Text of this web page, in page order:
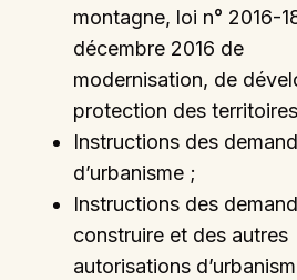
montagne, loi n° 2016-
décembre 2016 de
modernisation, de
protection des
Instructions des
d’urbanisme ;
Instructions des
construire et des autres
autorisations